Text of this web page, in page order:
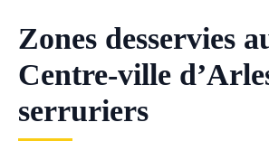
Zones desservies
Centre-ville
serruriers